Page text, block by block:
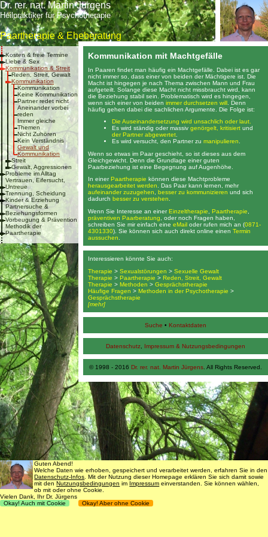
Dr. rer. nat. Martin Jürgens
Heilpraktiker für Psychotherapie
Paartherapie & Eheberatung
Kosten & freie Termine
Liebe & Sex
Kommunikation & Streit
Reden, Streit, Gewalt
Kommunikation
Kommunikation
Keine Kommunikation
Partner redet nicht
Aneinander vorbei
reden
Immer gleiche
Themen
Nicht Zuhören
Kein Verständnis
Gewalt und
Kommunikation
Streit
Gewalt, Aggressionen
Probleme im Alltag
Vertrauen, Eifersucht,
Untreue
Trennung, Scheidung
Kinder & Erziehung
Partnersuche &
Beziehungsformen
Vorbeugung & Prävention
Methodik der
Paartherapie
Kommunikation mit Machtgefälle
In Paaren findet man häufig ein Machtgefälle. Dabei ist es gar
nicht immer so, dass einer von beiden der Mächtigere ist. Die
Macht ist hingegen je nach Thema zwischen Mann und Frau
aufgeteilt. Solange diese Macht nicht missbraucht wird, kann
die Beziehung stabil sein. Problematisch wird es hingegen,
wenn sich einer von beiden immer durchsetzen will . Denn
häufig gehen dabei die sachlichen Argumente. Die Folge ist:
Die Auseinandersetzung wird unsachlich oder laut.
Es wird ständig oder massiv genörgelt, kritisiert und
der Partner abgewertet.
Es wird versucht, den Partner zu manipulieren.
Wenn so etwas im Paar geschieht, so ist dieses aus dem
Gleichgewicht. Denn die Grundlage einer guten
Paarbeziehung ist eine Begegnung auf Augenhöhe.
In einer Paartherapie können diese Machtprobleme
herausgearbeitet werden. Das Paar kann lernen, mehr
aufeinander zuzugehen, besser zu kommunizieren und sich
dadurch besser zu verstehen.
Wenn Sie Interesse an einerEinzeltherapie Paartherapie
präventiven Paarberatung , oder noch Fragen haben,
schreiben Sie mir einfach eine eMail oder rufen mich an (0871-
4301330). Sie können sich auch direkt online einen Termin
aussuchen
Interessieren könnte Sie auch:
Therapie > Sexualstörungen > Sexuelle Gewalt
Therapie > Paartherapie > Reden, Streit, Gewalt
Therapie > Methoden > Gesprächstherapie
Häufige Fragen > Methoden in der Psychotherapie >
Gesprächstherapie
[mehr]
Suche • Kontaktdaten
Datenschutz Impressum & Nutzungsbedingungen
© 1998 - 2016 Dr. rer. nat. Martin Jürgens . All Rights Reserved.
Guten Abend!
Welche Daten wie erhoben, gespeichert und verarbeitet werden, erfahren Sie in den
Datenschutz-Infos . Mit der Nutzung dieser Homepage erklären Sie sich damit sowie
mit denNutzungsbedingungen im Impressum einverstanden. Sie können wählen,
ob mit oder ohne Cookie.
Vielen Dank, Ihr Dr. Jürgens
Okay! Auch mit Cookie
Okay! Aber ohne Cookie